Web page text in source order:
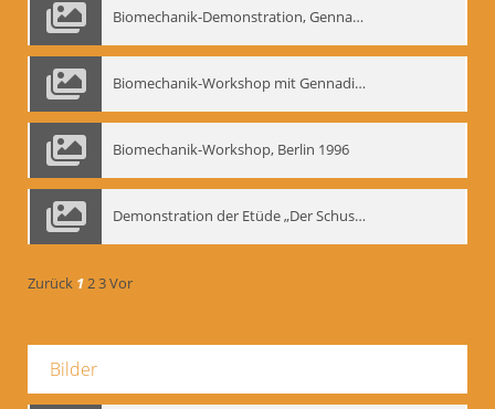
Biomechanik-Demonstration, Gennadij Bogdanow im Berliner Ensemble, 04.10.1991
Biomechanik-Workshop mit Gennadij Nikolajewitsch Bogdanow im Mime Centrum Berlin, 1991
Biomechanik-Workshop, Berlin 1996
Demonstration der Etüde „Der Schuss mit dem Bogen“ durch Gennadij Nikolajewitsch Bogdanow, Berlin 1991
Zurück 123Vor
Bilder